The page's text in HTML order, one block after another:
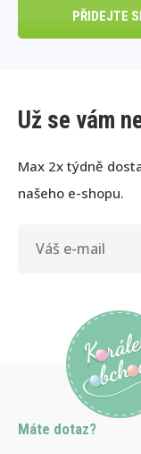
PŘIDEJTE
Už se vám
Max 2x týdně
našeho e-shopu.
Máte dotaz?